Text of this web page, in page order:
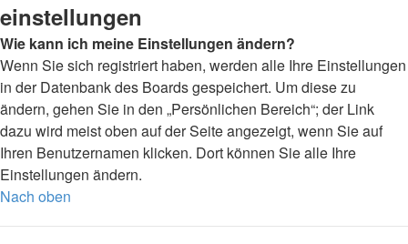
einstellungen
Wie kann ich meine Einstellungen ändern?
Wenn Sie sich registriert haben, werden alle Ihre Einstellungen
in der Datenbank des Boards gespeichert. Um diese zu
ändern, gehen Sie in den „Persönlichen Bereich“; der Link
dazu wird meist oben auf der Seite angezeigt, wenn Sie auf
Ihren Benutzernamen klicken. Dort können Sie alle Ihre
Einstellungen ändern.
Nach oben